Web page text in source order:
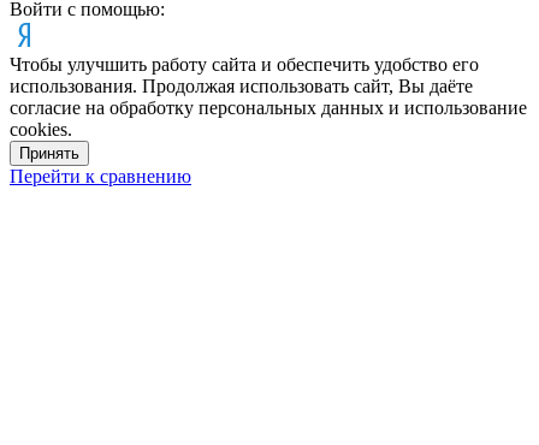
Войти с помощью:
Чтобы улучшить работу сайта и обеспечить удобство его
использования. Продолжая использовать сайт, Вы даёте
согласие на обработку персональных данных и использование
cookies.
Принять
Перейти к сравнению